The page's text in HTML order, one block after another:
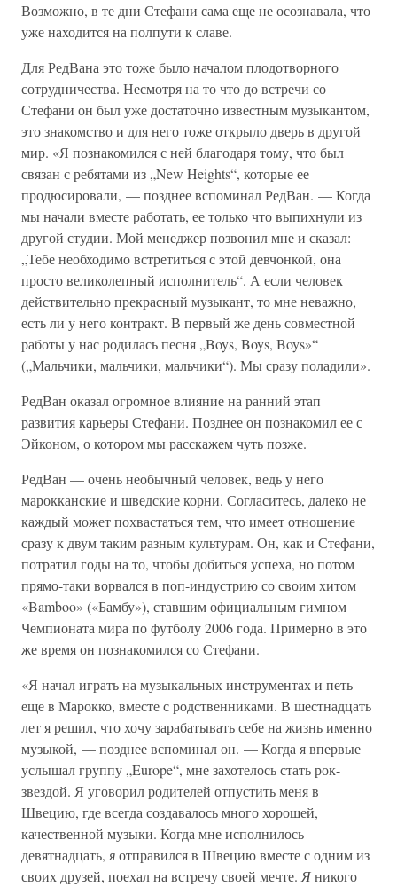
Возможно, в те дни Стефани сама еще не осознавала, что
уже находится на полпути к славе.
Для РедВана это тоже было началом плодотворного
сотрудничества. Несмотря на то что до встречи со
Стефани он был уже достаточно известным музыкантом,
это знакомство и для него тоже открыло дверь в другой
мир. «Я познакомился с ней благодаря тому, что был
связан с ребятами из „New Heights“, которые ее
продюсировали, — позднее вспоминал РедВан. — Когда
мы начали вместе работать, ее только что выпихнули из
другой студии. Мой менеджер позвонил мне и сказал:
„Тебе необходимо встретиться с этой девчонкой, она
просто великолепный исполнитель“. А если человек
действительно прекрасный музыкант, то мне неважно,
есть ли у него контракт. В первый же день совместной
работы у нас родилась песня „Boys, Boys, Boys»“
(„Мальчики, мальчики, мальчики“). Мы сразу поладили».
РедВан оказал огромное влияние на ранний этап
развития карьеры Стефани. Позднее он познакомил ее с
Эйконом, о котором мы расскажем чуть позже.
РедВан — очень необычный человек, ведь у него
марокканские и шведские корни. Согласитесь, далеко не
каждый может похвастаться тем, что имеет отношение
сразу к двум таким разным культурам. Он, как и Стефани,
потратил годы на то, чтобы добиться успеха, но потом
прямо-таки ворвался в поп-индустрию со своим хитом
«Bamboo» («Бамбу»), ставшим официальным гимном
Чемпионата мира по футболу 2006 года. Примерно в это
же время он познакомился со Стефани.
«Я начал играть на музыкальных инструментах и петь
еще в Марокко, вместе с родственниками. В шестнадцать
лет я решил, что хочу зарабатывать себе на жизнь именно
музыкой, — позднее вспоминал он. — Когда я впервые
услышал группу „Europe“, мне захотелось стать рок-
звездой. Я уговорил родителей отпустить меня в
Швецию, где всегда создавалось много хорошей,
качественной музыки. Когда мне исполнилось
девятнадцать, яотправился в Швецию вместе с одним из
своих друзей, поехал на встречу своей мечте. Яникого